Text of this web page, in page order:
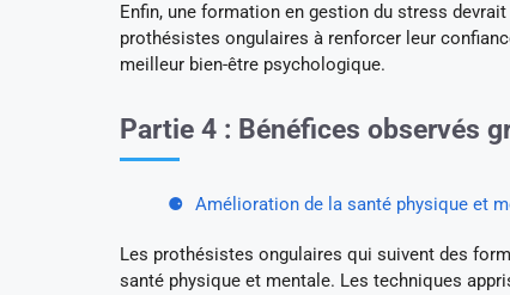
Enfin, une formation en gestion du stress
prothésistes ongulaires à renforcer leur
meilleur bien-être psychologique.
Partie 4 : Bénéfices observés
Amélioration de la santé physique et
Les prothésistes ongulaires qui suivent des
santé physique et mentale. Les techniques